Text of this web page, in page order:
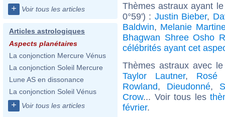
+ Voir tous les articles
Articles astrologiques
Aspects planétaires
La conjonction Mercure Vénus
La conjonction Soleil Mercure
Lune AS en dissonance
La conjonction Soleil Vénus
+ Voir tous les articles
Thèmes astraux ayant
0°59') : Justin Bieber,
Baldwin, Melanie
Bhagwan Shree Osho
célébrités ayant cet
Thèmes astraux avec
Taylor Lautner, Rosé
Rowland, Dieudonné,
Crow... Voir tous les
février.